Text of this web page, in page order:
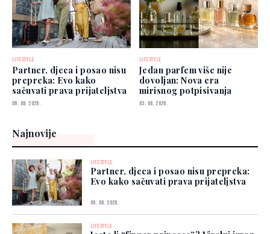
LIFESTYLE
Partner, djeca i posao nisu
prepreka: Evo kako
sačuvati prava prijateljstva
06. 08. 2026.
LIFESTYLE
Jedan parfem više nije
dovoljan: Nova era
mirisnog potpisivanja
03. 08. 2026.
Najnovije
LIFESTYLE
Partner, djeca i posao nisu prepreka:
Evo kako sačuvati prava prijateljstva
06. 08. 2026.
LIFESTYLE